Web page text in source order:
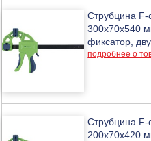
Струбцина F-
300х70х540
фиксатор,
подробнее о
Струбцина F-
200х70х420